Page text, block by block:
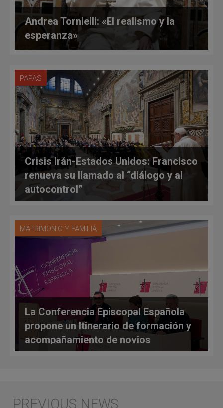
Andrea Tornielli: «El realismo y la
esperanza»
PAPAS
Crisis Irán-Estados Unidos: Francisco
renueva su llamado al “diálogo y al
autocontrol”
MATRIMONIO Y FAMILIA
La Conferencia Episcopal Española
propone un Itinerario de formación y
acompañamiento de novios